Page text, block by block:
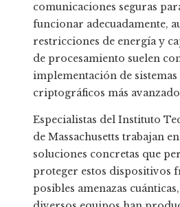
comunicaciones seguras
funcionar adecuadamente,
restricciones de energía y
de procesamiento suelen
implementación de sistemas
criptográficos más
Especialistas del Instituto
de Massachusetts trabajan
soluciones concretas que
proteger estos dispositivos
posibles amenazas